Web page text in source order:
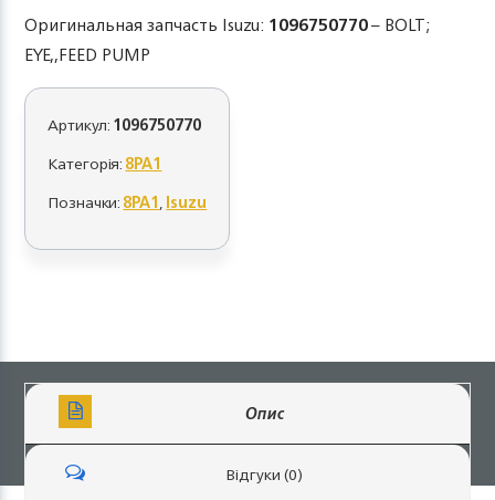
Оригинальная запчасть Isuzu: 1096750770– BOLT;
EYE,,FEED PUMP
Артикул:1096750770
Категорія:8PA1
Позначки:8PA1,Isuzu
Опис
Відгуки (0)